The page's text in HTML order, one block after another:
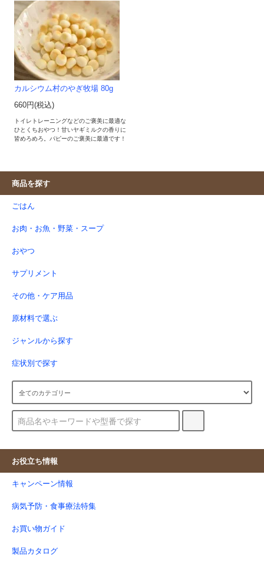
カルシウム村のやぎ牧場 80g
660円(税込)
トイレトレーニングなどのご褒美に最適な
ひとくちおやつ！甘いヤギミルクの香りに
皆めろめろ。パピーのご褒美に最適です！
商品を探す
ごはん
お肉・お魚・野菜・スープ
おやつ
サプリメント
その他・ケア用品
原材料で選ぶ
ジャンルから探す
症状別で探す
お役立ち情報
キャンペーン情報
病気予防・食事療法特集
お買い物ガイド
製品カタログ